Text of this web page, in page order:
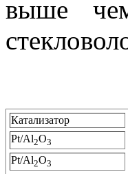
выше
Катализатор
Pt/Al2O3
Pt/Al2O3